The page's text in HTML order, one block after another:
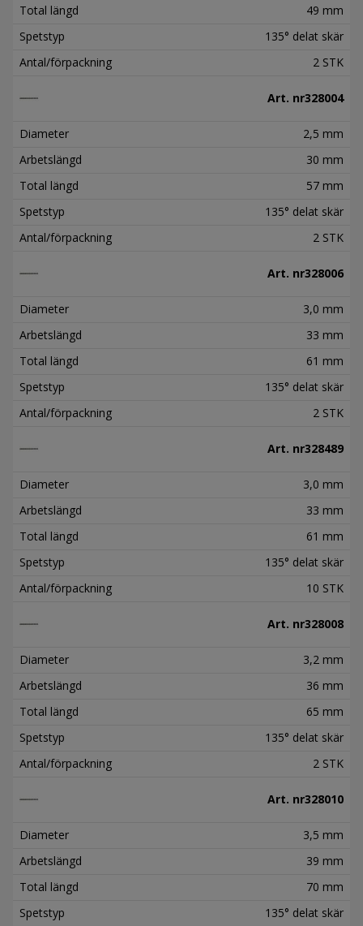
Total längd
49 mm
Spetstyp
135° delat skär
Antal/förpackning
2 STK
Art. nr328004
Diameter
2,5 mm
Arbetslängd
30 mm
Total längd
57 mm
Spetstyp
135° delat skär
Antal/förpackning
2 STK
Art. nr328006
Diameter
3,0 mm
Arbetslängd
33 mm
Total längd
61 mm
Spetstyp
135° delat skär
Antal/förpackning
2 STK
Art. nr328489
Diameter
3,0 mm
Arbetslängd
33 mm
Total längd
61 mm
Spetstyp
135° delat skär
Antal/förpackning
10 STK
Art. nr328008
Diameter
3,2 mm
Arbetslängd
36 mm
Total längd
65 mm
Spetstyp
135° delat skär
Antal/förpackning
2 STK
Art. nr328010
Diameter
3,5 mm
Arbetslängd
39 mm
Total längd
70 mm
Spetstyp
135° delat skär